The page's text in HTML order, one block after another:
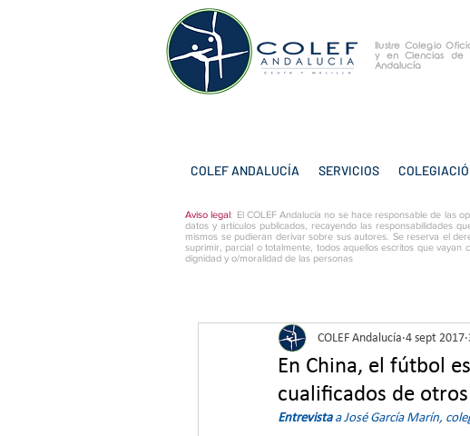
Ilustre Colegio
y en Ciencias de
Andalucía
COLEF ANDALUCÍA SERVICIOS
Aviso legal: El COLEF Andalucía no se hace responsable de las
datos y artículos publicados, recayendo las responsabilidades
mismos se pudieran derivar sobre sus autores. Se reserva el
suprimir, parcial o totalmente, todos aquellos escritos que vayan
dignidad y o/moralidad de las personas
En China, el fútbol
cualificados de
COLEF Andalucía 4 sept 2017
Entrevista a José García Marín,